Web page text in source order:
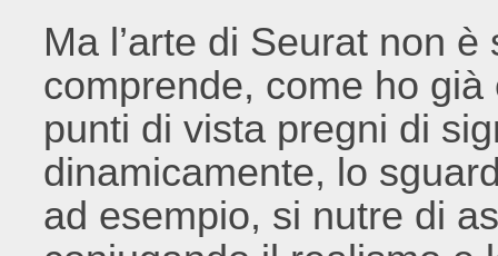
Ma l’arte di Seurat non
comprende, come ho
punti di vista pregni di
dinamicamente, lo
ad esempio, si nutre di